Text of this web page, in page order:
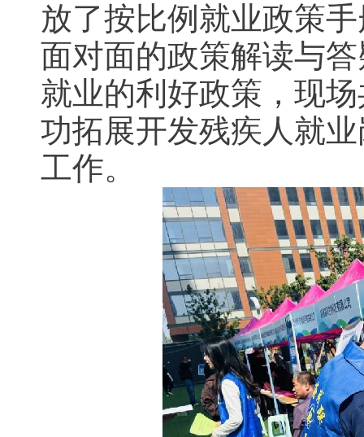
放了按比例就业政策
面对面的政策解读与
就业的利好政策，现
功拓展开发残疾人就
工作。